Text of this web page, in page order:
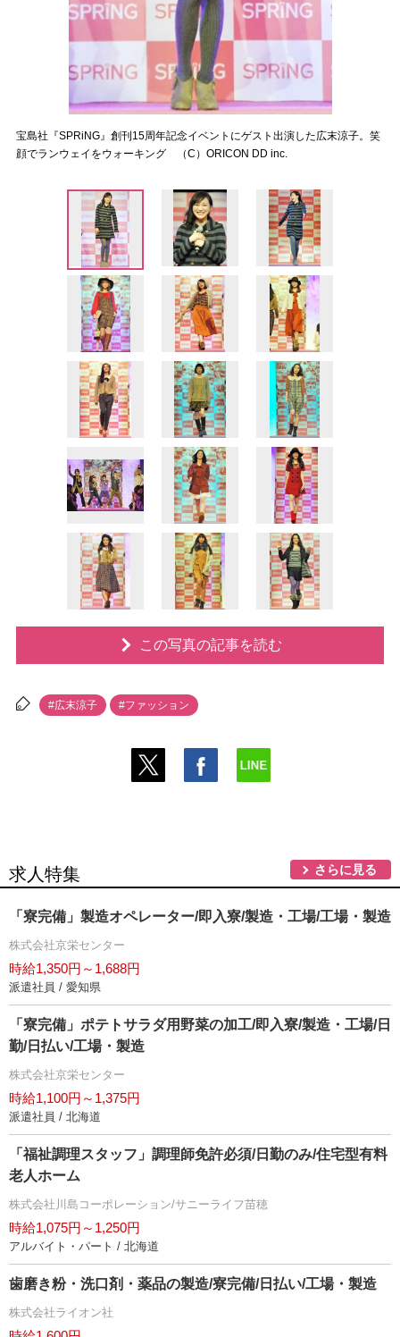
宝島社『SPRiNG』創刊15周年記念イベントにゲスト出演した広末涼子。笑
顔でランウェイをウォーキング （C）ORICON DD inc.
この写真の記事を読む
#広末涼子 #ファッション
求人特集 さらに見る
「寮完備」製造オペレーター/即入寮/製造・工場/工場・製造
株式会社京栄センター
時給1,350円～1,688円
派遣社員 / 愛知県
「寮完備」ポテトサラダ用野菜の加工/即入寮/製造・工場/日
勤/日払い/工場・製造
株式会社京栄センター
時給1,100円～1,375円
派遣社員 / 北海道
「福祉調理スタッフ」調理師免許必須/日勤のみ/住宅型有料
老人ホーム
株式会社川島コーポレーション/サニーライフ苗穂
時給1,075円～1,250円
アルバイト・パート / 北海道
歯磨き粉・洗口剤・薬品の製造/寮完備/日払い/工場・製造
株式会社ライオン社